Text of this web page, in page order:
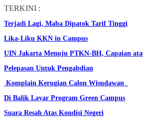
Skip
the
content
TERKINI :
Terjadi Lagi, Maba Dipatok Tarif Tinggi
Lika-Liku KKN in Campus
UIN Jakarta Menuju PTKN-BH, Capaian
Pelepasan Untuk Pengabdian
Komplain Kerugian Calon Wisudawan
Di Balik Layar Program Green Campus
Suara Resah Atas Kondisi Negeri